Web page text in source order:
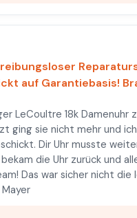
auf Garantiebasis!
LeCoultre 18k Damenuhr
ging sie nicht mehr und
Dir Uhr musste
die Uhr zurück und
Das war sicher nicht